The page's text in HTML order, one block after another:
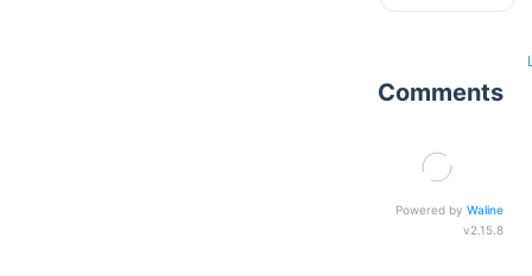
Comments
Powered by Waline
v2.15.8